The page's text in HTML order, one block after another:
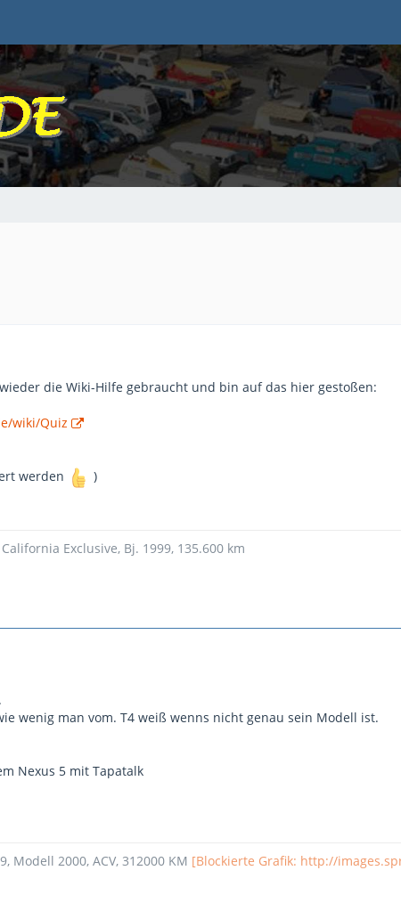
die Wiki-Hilfe gebraucht und bin auf das hier gestoßen:
wiki/Quiz
werden )
Exclusive, Bj. 1999, 135.600 km
wenig man vom. T4 weiß wenns nicht genau sein Modell ist.
Nexus 5 mit Tapatalk
Modell 2000, ACV, 312000 KM [Blockierte Grafik: http://